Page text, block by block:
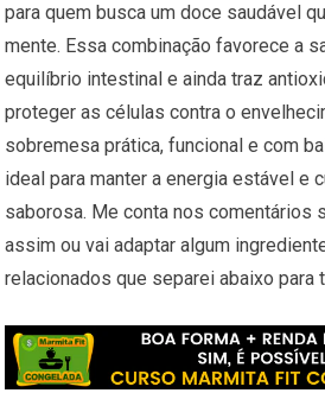
para quem busca um doce saudável
mente. Essa combinação favorece a
equilíbrio intestinal e ainda traz
proteger as células contra o
sobremesa prática, funcional e com
ideal para manter a energia estável e
saborosa. Me conta nos comentários
assim ou vai adaptar algum
relacionados que separei abaixo para